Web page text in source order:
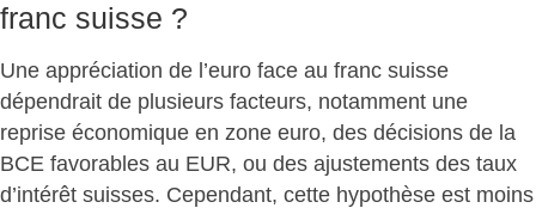
franc suisse ?
Une appréciation de l’euro face au franc suisse
dépendrait de plusieurs facteurs, notamment une
reprise économique en zone euro, des décisions de la
BCE favorables au EUR, ou des ajustements des taux
d’intérêt suisses. Cependant, cette hypothèse est moins